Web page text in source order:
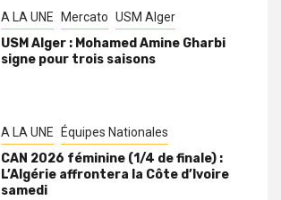
A LA UNE Mercato USM Alger
USM Alger : Mohamed Amine Gharbi
signe pour trois saisons
A LA UNE Équipes Nationales
CAN 2026 féminine (1/4 de finale) :
L’Algérie affrontera la Côte d’Ivoire
samedi